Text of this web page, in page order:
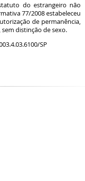
do estrangeiro não
77/2008 estabeleceu
de permanência,
distinção de sexo.
SP